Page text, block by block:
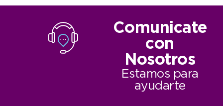
Comunicate
con
Nosotros
Estamos para
ayudarte